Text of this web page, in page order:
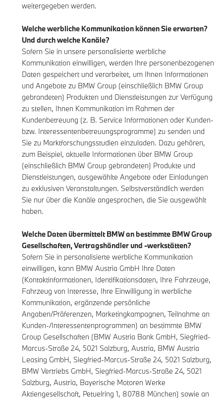
weitergegeben werden.
Welche werbliche Kommunikation können Sie erwarten?
Und durch welche Kanäle?
Sofern Sie in unsere personalisierte werbliche
Kommunikation einwilligen, werden Ihre personenbezogenen
Daten gespeichert und verarbeitet, um Ihnen Informationen
und Angebote zu BMW Group (einschließlich BMW Group
gebrandeten) Produkten und Dienstleistungen zur Verfügung
zu stellen, Ihnen Kommunikation im Rahmen der
Kundenbetreuung (z. B. Service Informationen oder Kunden-
bzw. Interessentenbetreuungsprogramme) zu senden und
Sie zu Marktforschungsstudien einzuladen. Dazu gehören,
zum Beispiel, aktuelle Informationen über BMW Group
(einschließlich BMW Group gebrandeten) Produkte und
Dienstleistungen, ausgewählte Angebote oder Einladungen
zu exklusiven Veranstaltungen. Selbstverständlich werden
Sie nur über die Kanäle angesprochen, die Sie ausgewählt
haben.
Welche Daten übermittelt BMW an bestimmte BMW Group
Gesellschaften, Vertragshändler und -werkstätten?
Sofern Sie in personalisierte werbliche Kommunikation
einwilligen, kann BMW Austria GmbH Ihre Daten
(Kontaktinformationen, Identifikationsdaten, Ihre Fahrzeuge,
Fahrzeug von Interesse, Ihre Einwilligung in werbliche
Kommunikation, ergänzende persönliche
Angaben/Präferenzen, Marketingkampagnen, Teilnahme an
Kunden-/Interessentenprogrammen) an bestimmte BMW
Group Gesellschaften (BMW Austria Bank GmbH, Siegfried-
Marcus-Straße 24, 5021 Salzburg, Austria, BMW Austria
Leasing GmbH, Siegfried-Marcus-Straße 24, 5021 Salzburg,
BMW Vertriebs GmbH, Siegfried-Marcus-Straße 24, 5021
Salzburg, Austria, Bayerische Motoren Werke
Aktiengesellschaft, Petuelring 1, 80788 München) sowie an